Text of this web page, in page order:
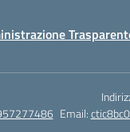
Email: